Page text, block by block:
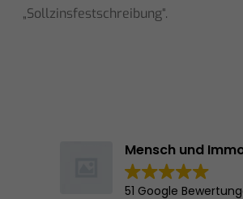
„Sollzinsfestschreibung“.
Mensch und
51 Google